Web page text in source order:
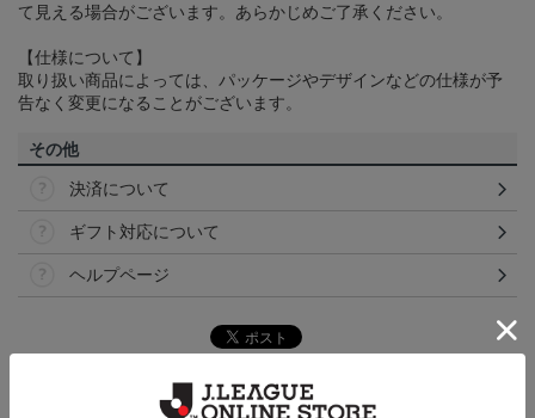
て見える場合がございます。あらかじめご了承ください。
【仕様について】
取り扱い商品によっては、パッケージやデザインなどの仕様が予
告なく変更になることがございます。
その他
決済について
ギフト対応について
ヘルプページ